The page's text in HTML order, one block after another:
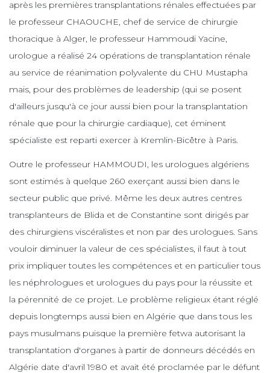
après les premières transplantations rénales effectuées par
le professeur CHAOUCHE, chef de service de chirurgie
thoracique à Alger, le professeur Hammoudi Yacine,
urologue a réalisé 24 opérations de transplantation rénale
au service de réanimation polyvalente du CHU Mustapha
mais, pour des problèmes de leadership (qui se posent
d'ailleurs jusqu'à ce jour aussi bien pour la transplantation
rénale que pour la chirurgie cardiaque), cet éminent
spécialiste est reparti exercer à Kremlin-Bicêtre à Paris.
Outre le professeur HAMMOUDI, les urologues algériens
sont estimés à quelque 260 exerçant aussi bien dans le
secteur public que privé. Même les deux autres centres
transplanteurs de Blida et de Constantine sont dirigés par
des chirurgiens viscéralistes et non par des urologues. Sans
vouloir diminuer la valeur de ces spécialistes, il faut à tout
prix impliquer toutes les compétences et en particulier tous
les néphrologues et urologues du pays pour la réussite et
la pérennité de ce projet. Le problème religieux étant réglé
depuis longtemps aussi bien en Algérie que dans tous les
pays musulmans puisque la première fetwa autorisant la
transplantation d'organes à partir de donneurs décédés en
Algérie date d'avril 1980 et avait été proclamée par le défunt